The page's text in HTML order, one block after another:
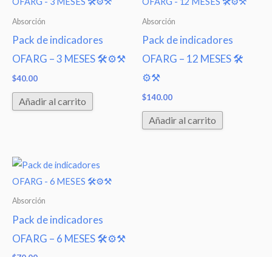
Absorción
Pack de indicadores
OFARG – 3 MESES 🛠⚙⚒
$40.00
Añadir al carrito
Absorción
Pack de indicadores
OFARG – 12 MESES 🛠
⚙⚒
$140.00
Añadir al carrito
Absorción
Pack de indicadores
OFARG – 6 MESES 🛠⚙⚒